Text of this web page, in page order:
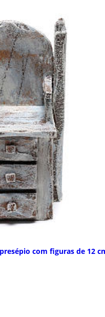
com figuras de 12